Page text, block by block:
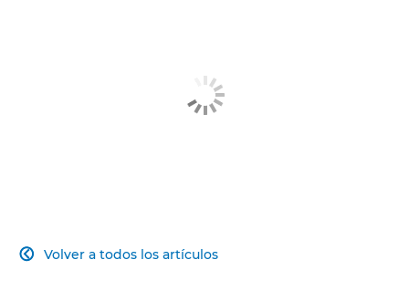
CONECTIVIDAD
Volver a todos los artículos
